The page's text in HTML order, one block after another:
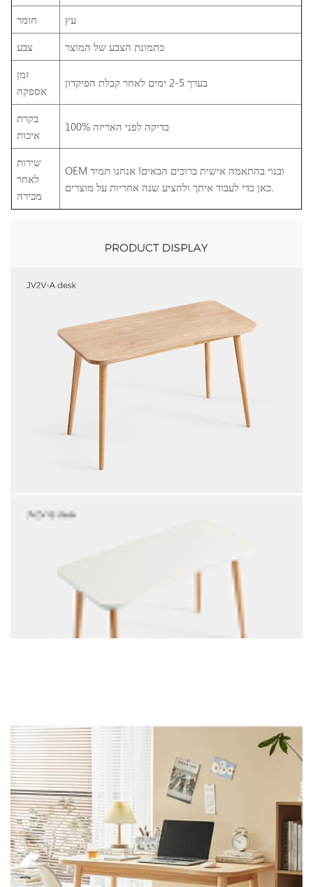
חומר
עץ
צבע
כתמונת הצבע של המוצר
זמן
אספקה
בערך 2-5 ימים לאחר קבלת הפיקדון
בקרת
איכות
100% בדיקה לפני האריזה
שירות
לאחר
מכירה
OEM ובנוי בהתאמה אישית ברוכים הבאים! אנחנו תמיד
כאן כדי לעבוד איתך ולהציע שנה אחריות על מוצרים.